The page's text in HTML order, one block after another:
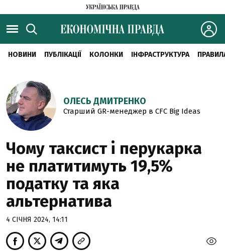
НОВИНИ ПУБЛІКАЦІЇ КОЛОНКИ ІНФРАСТРУКТУРА
ОЛЕСЬ ДМИТРЕНКО
Старший GR-менеджер в СFC Big Ideas
Чому таксист і перукарка
не платитимуть 19,5%
податку та яка
альтернатива
4 СІЧНЯ 2024, 14:11